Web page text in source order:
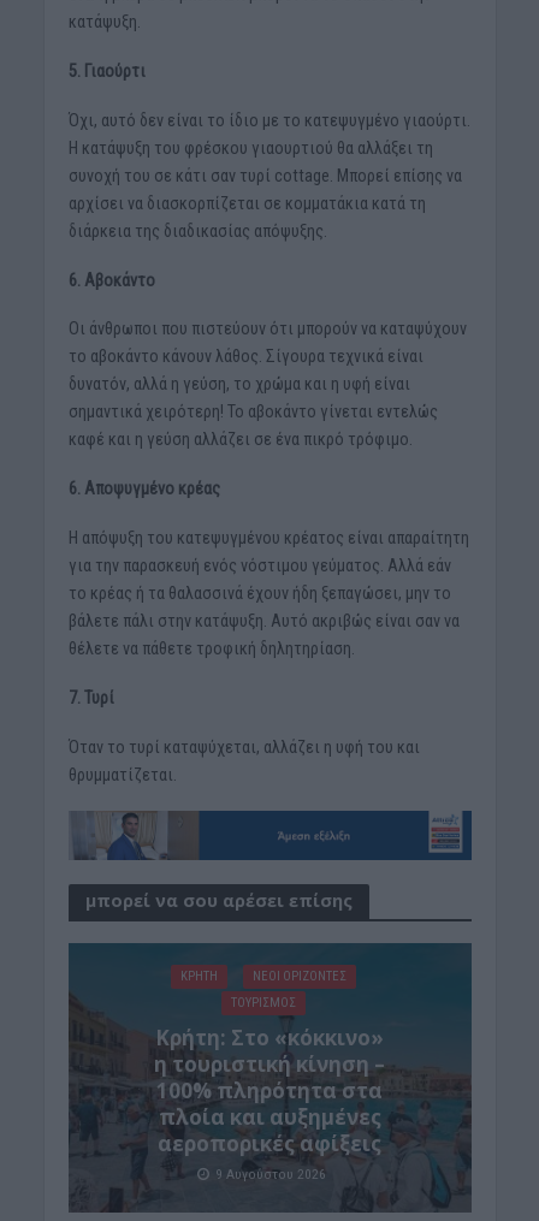
κατάψυξη.
5. Γιαούρτι
Όχι, αυτό δεν είναι το ίδιο με το κατεψυγμένο γιαούρτι.
Η κατάψυξη του φρέσκου γιαουρτιού θα αλλάξει τη
συνοχή του σε κάτι σαν τυρί cottage. Μπορεί επίσης να
αρχίσει να διασκορπίζεται σε κομματάκια κατά τη
διάρκεια της διαδικασίας απόψυξης.
6. Αβοκάντο
Οι άνθρωποι που πιστεύουν ότι μπορούν να καταψύχουν
το αβοκάντο κάνουν λάθος. Σίγουρα τεχνικά είναι
δυνατόν, αλλά η γεύση, το χρώμα και η υφή είναι
σημαντικά χειρότερη! Το αβοκάντο γίνεται εντελώς
καφέ και η γεύση αλλάζει σε ένα πικρό τρόφιμο.
6. Αποψυγμένο κρέας
Η απόψυξη του κατεψυγμένου κρέατος είναι απαραίτητη
για την παρασκευή ενός νόστιμου γεύματος. Αλλά εάν
το κρέας ή τα θαλασσινά έχουν ήδη ξεπαγώσει, μην το
βάλετε πάλι στην κατάψυξη. Αυτό ακριβώς είναι σαν να
θέλετε να πάθετε τροφική δηλητηρίαση.
7. Τυρί
Όταν το τυρί καταψύχεται, αλλάζει η υφή του και
θρυμματίζεται.
μπορεί να σου αρέσει επίσης
ΚΡΗΤΗ
ΝΕΟΙ ΟΡΙΖΟΝΤΕΣ
ΤΟΥΡΙΣΜΟΣ
Κρήτη: Στο «κόκκινο»
η τουριστική κίνηση –
100% πληρότητα στα
πλοία και αυξημένες
αεροπορικές αφίξεις
9 Αυγούστου 2026